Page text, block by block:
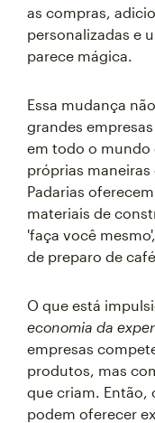
as compras,
personalizadas e
parece mágica.
Essa mudança
grandes
em todo o mundo
próprias
Padarias
materiais de
'faça você
de preparo de
O que está
economia da
empresas
produtos, mas
que criam. Então,
podem oferecer